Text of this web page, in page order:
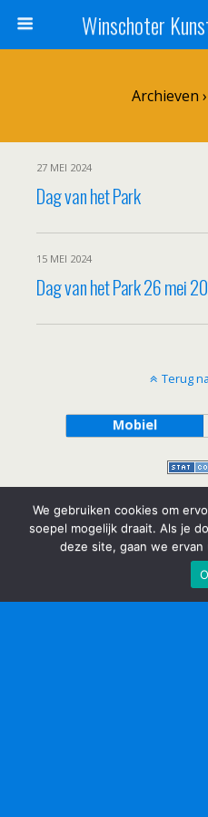
Winschoter
Archieven
27 MEI 2024
Dag van het Park
15 MEI 2024
Dag van het Park 26 mei
Terug
Mobiel
We gebruiken cookies om
soepel mogelijk draait. Als je
deze site, gaan we